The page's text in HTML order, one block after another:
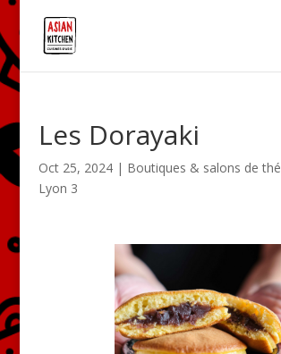
Les Dorayaki
Oct 25, 2024| Boutiques & salons de thé
Lyon 3